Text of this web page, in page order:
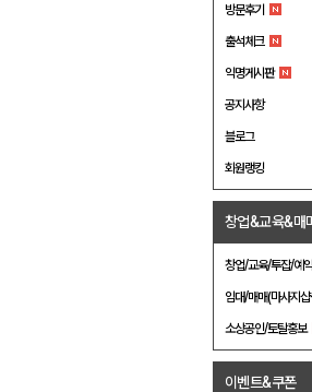
방문후기
출석체크
익명게시판
공지사항
블로그
회원랭킹
창업&교육&매
창업/교육/투잡/예
임대/매매(마사지
소상공인/토탈홍보
이벤트&쿠폰